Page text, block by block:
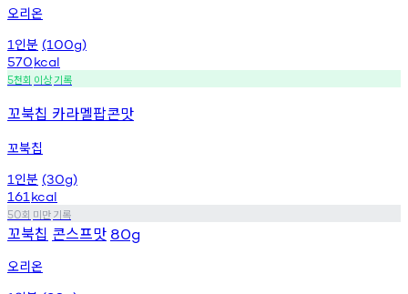
오리온
1 인분 (100g)
570kcal
5천회 이상기록
꼬북칩 카라멜팝콘맛
꼬북칩
1 인분 (30g)
161 kcal
50회 미만기록
꼬북칩 콘스프맛 80g
오리온